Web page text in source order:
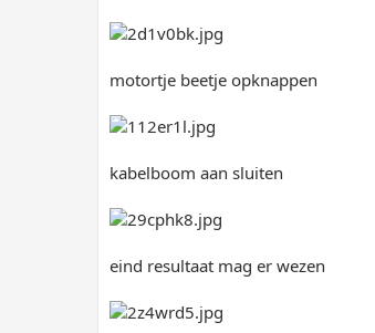
motortje beetje opknappen
kabelboom aan sluiten
eind resultaat mag er wezen